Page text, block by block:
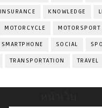
INSURANCE KNOWLEDGE
MOTORCYCLE MOTORSPORT
SMARTPHONE SOCIAL
TRANSPORTATION TRAVEL